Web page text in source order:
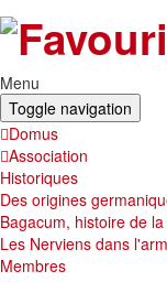
Menu
Toggle navigation
Domus
Association
Historiques
Des origines
Bagacum, histoire de
Les Nerviens dans
Membres